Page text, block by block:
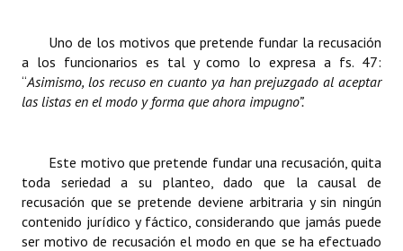
Uno de los motivos que pretende fundar la recusación
a los funcionarios es tal y como lo expresa a fs. 47:
“Asimismo, los recuso en cuanto ya han prejuzgado al aceptar
las listas en el modo y forma que ahora impugno”.
Este motivo que pretende fundar una recusación, quita
toda seriedad a su planteo, dado que la causal de
recusación que se pretende deviene arbitraria y sin ningún
contenido jurídico y fáctico, considerando que jamás puede
ser motivo de recusación el modo en que se ha efectuado